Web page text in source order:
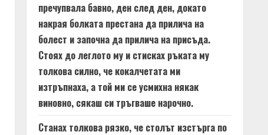
пречупвала бавно, ден след ден, докато
накрая болката престана да прилича на
болест и започна да прилича на присъда.
Стоях до леглото му и стисках ръката му
толкова силно, че кокалчетата ми
изтръпнаха, а той ми се усмихна някак
виновно, сякаш си тръгваше нарочно.
Станах толкова рязко, че столът изстърга по